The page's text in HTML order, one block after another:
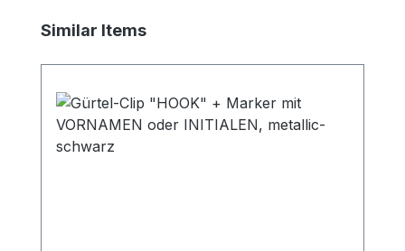
Produktgalerie überspringen
Similar Items